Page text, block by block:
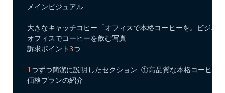
メインビジュアル
大きなキャッチコピー「オフィスで本格コーヒーを。ビジネ
オフィスでコーヒーを飲む写真
訴求ポイント 3つ
1つずつ簡潔に説明したセクション ①高品質な本格コーヒ
価格プランの紹介